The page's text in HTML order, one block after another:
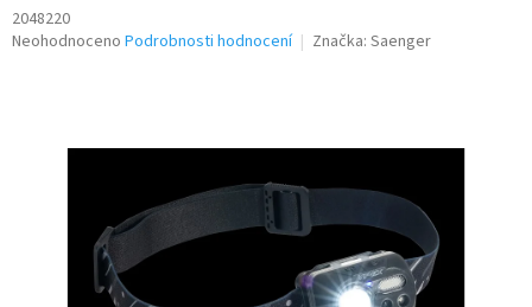
2048220
Průměrné
Neohodnoceno Podrobnosti hodnocení Značka: Saenger